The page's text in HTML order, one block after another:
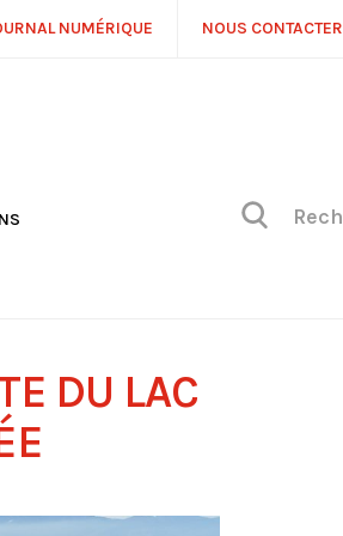
NUMÉRIQUE NOUS CONTACTER
DU LAC